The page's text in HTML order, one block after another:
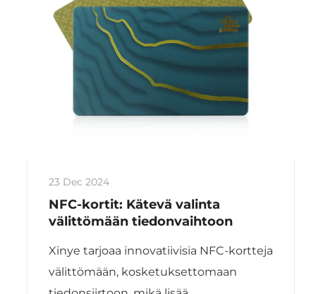
23 Dec 2024
NFC-kortit: Kätevä valinta
välittömään tiedonvaihtoon
Xinye tarjoaa innovatiivisia NFC-kortteja
välittömään, kosketuksettomaan